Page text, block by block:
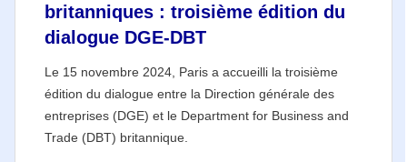
britanniques : troisième édition du
dialogue DGE-DBT
Le 15 novembre 2024, Paris a accueilli la troisième
édition du dialogue entre la Direction générale des
entreprises (DGE) et le Department for Business and
Trade (DBT) britannique.